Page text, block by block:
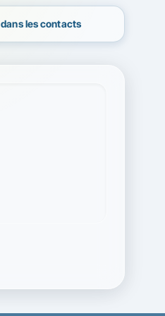
les contacts